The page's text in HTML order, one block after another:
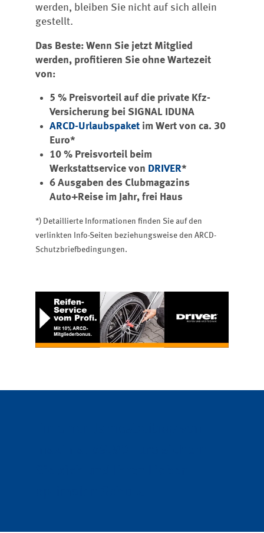
werden, bleiben Sie nicht auf sich allein
gestellt.
Das Beste: Wenn Sie jetzt Mitglied
werden, profitieren Sie ohne Wartezeit
von:
5 % Preisvorteil auf die private Kfz-
Versicherung bei SIGNAL IDUNA
ARCD-Urlaubspaket im Wert von ca. 30
Euro*
10 % Preisvorteil beim
Werkstattservice von DRIVER*
6 Ausgaben des Clubmagazins
Auto+Reise im Jahr, frei Haus
*) Detaillierte Informationen finden Sie auf den
verlinkten Info-Seiten beziehungsweise den ARCD-
Schutzbriefbedingungen.